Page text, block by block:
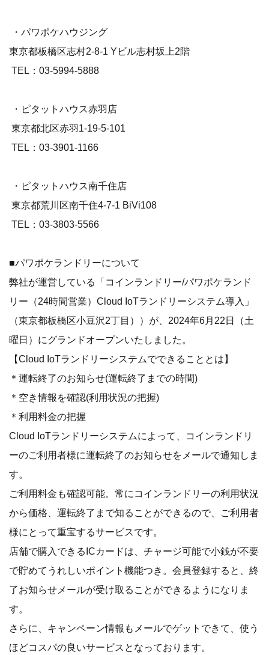
・パワポケハウジング
東京都板橋区志村2-8-1 Yビル志村坂上2階
TEL：03-5994-5888
・ピタットハウス赤羽店
東京都北区赤羽1-19-5-101
TEL：03-3901-1166
・ピタットハウス南千住店
東京都荒川区南千住4-7-1 BiVi108
TEL：03-3803-5566
■パワポケランドリーについて
弊社が運営している「コインランドリー/パワポケランド
リー（24時間営業）Cloud IoTランドリーシステム導入」
（東京都板橋区小豆沢2丁目））が、2024年6月22日（土
曜日）にグランドオープンいたしました。
【Cloud IoTランドリーシステムでできることとは】
＊運転終了のお知らせ(運転終了までの時間)
＊空き情報を確認(利用状況の把握)
＊利用料金の把握
Cloud IoTランドリーシステムによって、コインランドリ
ーのご利用者様に運転終了のお知らせをメールで通知しま
す。
ご利用料金も確認可能。常にコインランドリーの利用状況
から価格、運転終了まで知ることができるので、ご利用者
様にとって重宝するサービスです。
店舗で購入できるICカードは、チャージ可能で小銭が不要
で貯めてうれしいポイント機能つき。会員登録すると、終
了お知らせメールが受け取ることができるようになりま
す。
さらに、キャンペーン情報もメールでゲットできて、使う
ほどコスパの良いサービスとなっております。